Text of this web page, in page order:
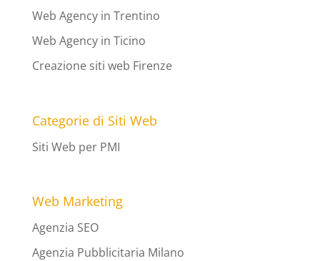
Web Agency in Trentino
Web Agency in Ticino
Creazione siti web Firenze
Categorie di Siti Web
Siti Web per PMI
Web Marketing
Agenzia SEO
Agenzia Pubblicitaria Milano